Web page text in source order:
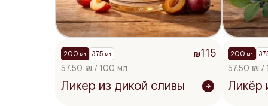
200 мл. 375 мл. ₪115
57.50 ₪ / 100 мл
Ликер из дикой сливы
200 мл.
57.50 ₪ /
Ликёр